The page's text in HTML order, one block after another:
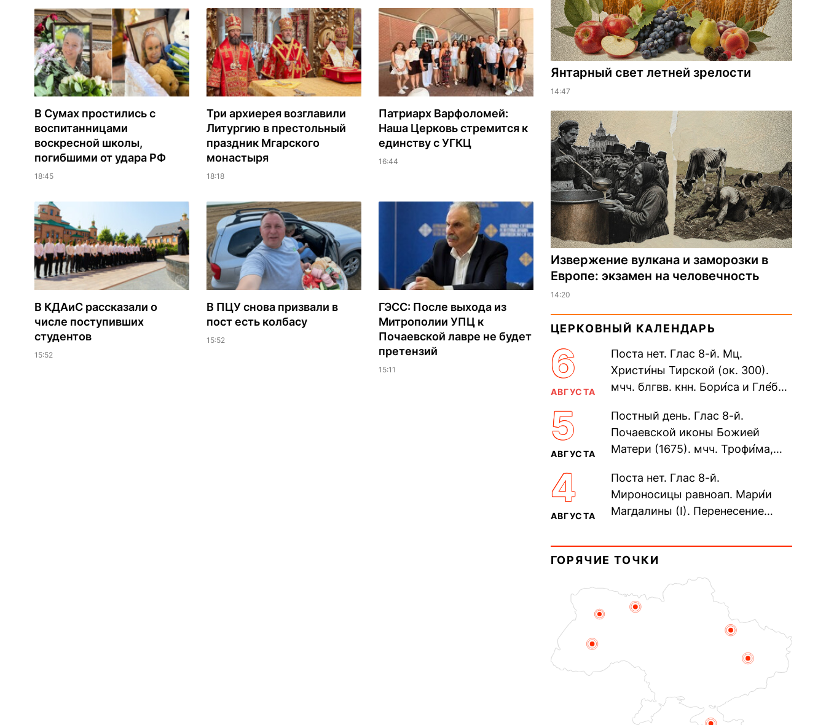
В Сумах простились с
воспитанницами
воскресной школы,
погибшими от удара РФ
18:45
Три архиерея возглавили
Литургию в престольный
праздник Мгарского
монастыря
18:18
Патриарх Варфоломей:
Наша Церковь стремится к
единству с УГКЦ
16:44
В КДАиС рассказали о
числе поступивших
студентов
15:52
В ПЦУ снова призвали в
пост есть колбасу
15:52
ГЭСС: После выхода из
Митрополии УПЦ к
Почаевской лавре не будет
претензий
15:11
Янтарный свет летней зрелости
14:47
Извержение вулкана и заморозки в
Европе: экзамен на человечность
14:20
ЦЕРКОВНЫЙ КАЛЕНДАРЬ
6
АВГУСТА
Поста нет. Глас 8-й. Мц.
Христи́ны Тирской (ок. 300).
мчч. блгвв. кнн. Бори́са и Гле́ба,
Дави́да (1015). Прп....
5
АВГУСТА
Постный день. Глас 8-й.
Почаевской иконы Божией
Матери (1675). мчч. Трофи́ма,
мучеников (284–305). прав.
воина Фео́дора...
4
АВГУСТА
Поста нет. Глас 8-й.
Мироносицы равноап. Мари́и
Магдалины (I). Перенесение
Синопского (403–404). Прп.
Корни́лия...
ГОРЯЧИЕ ТОЧКИ